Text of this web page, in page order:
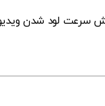
سرعت لود شدن